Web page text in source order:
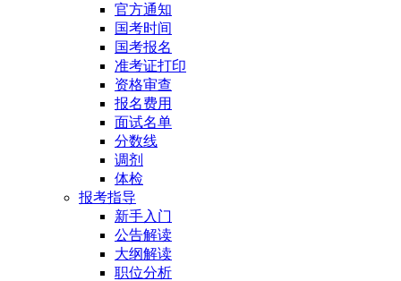
官方通知
国考时间
国考报名
准考证打印
资格审查
报名费用
面试名单
分数线
调剂
体检
报考指导
新手入门
公告解读
大纲解读
职位分析